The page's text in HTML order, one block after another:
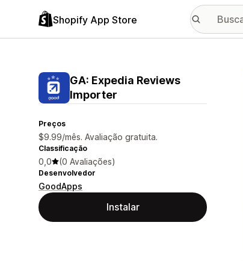
Shopify App Store
GA: Expedia Reviews
Importer
Preços
$9.99/mês. Avaliação gratuita.
Classificação
0,0 (0 Avaliações)
Desenvolvedor
GoodApps
Instalar